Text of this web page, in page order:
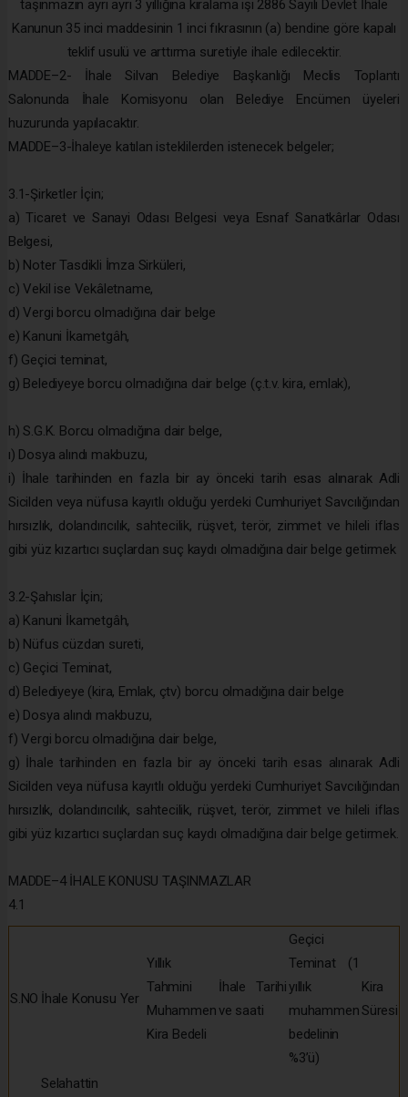
taşınmazın ayrı ayrı 3 yıllığına kiralama işi 2886 Sayılı Devlet İhale
Kanunun 35 inci maddesinin 1 inci fıkrasının (a) bendine göre kapalı
teklif usulü ve arttırma suretiyle ihale edilecektir.
MADDE–2- İhale Silvan Belediye Başkanlığı Meclis Toplantı
Salonunda İhale Komisyonu olan Belediye Encümen üyeleri
huzurunda yapılacaktır.
MADDE–3-İhaleye katılan isteklilerden istenecek belgeler;
3.1-Şirketler İçin;
a) Ticaret ve Sanayi Odası Belgesi veya Esnaf Sanatkârlar Odası
Belgesi,
b) Noter Tasdikli İmza Sirküleri,
c) Vekil ise Vekâletname,
d) Vergi borcu olmadığına dair belge
e) Kanuni İkametgâh,
f) Geçici teminat,
g) Belediyeye borcu olmadığına dair belge (ç.t.v. kira, emlak),
h) S.G.K. Borcu olmadığına dair belge,
ı) Dosya alındı makbuzu,
i) İhale tarihinden en fazla bir ay önceki tarih esas alınarak Adli
Sicilden veya nüfusa kayıtlı olduğu yerdeki Cumhuriyet Savcılığından
hırsızlık, dolandırıcılık, sahtecilik, rüşvet, terör, zimmet ve hileli iflas
gibi yüz kızartıcı suçlardan suç kaydı olmadığına dair belge getirmek
3.2-Şahıslar İçin;
a) Kanuni İkametgâh,
b) Nüfus cüzdan sureti,
c) Geçici Teminat,
d) Belediyeye (kira, Emlak, çtv) borcu olmadığına dair belge
e) Dosya alındı makbuzu,
f) Vergi borcu olmadığına dair belge,
g) İhale tarihinden en fazla bir ay önceki tarih esas alınarak Adli
Sicilden veya nüfusa kayıtlı olduğu yerdeki Cumhuriyet Savcılığından
hırsızlık, dolandırıcılık, sahtecilik, rüşvet, terör, zimmet ve hileli iflas
gibi yüz kızartıcı suçlardan suç kaydı olmadığına dair belge getirmek.
MADDE–4 İHALE KONUSU TAŞINMAZLAR
4.1
S.NO İhale Konusu Yer
Yıllık
Tahmini
Muhammen
Kira Bedeli
İhale Tarihi
ve saati
Geçici
Teminat (1
yıllık
muhammen
bedelinin
%3’ü)
Kira
Süresi
Selahattin